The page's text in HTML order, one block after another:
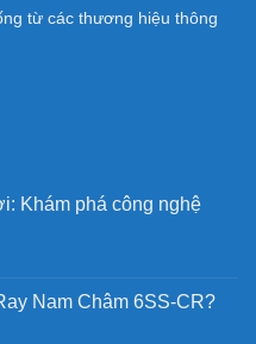
từ các thương hiệu thông
Khám phá công nghệ
Nam Châm 6SS-CR?